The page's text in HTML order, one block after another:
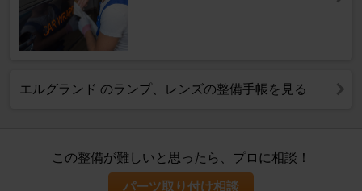
エルグランド のランプ、レンズの整備手帳を見る
この整備が難しいと思ったら、プロに相談！
パーツ取り付け相談